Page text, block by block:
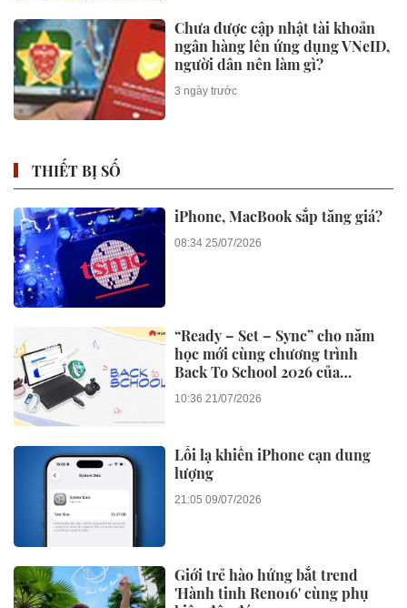
Chưa được cập nhật tài khoản
ngân hàng lên ứng dụng VNeID,
người dân nên làm gì?
3 ngày trước
THIẾT BỊ SỐ
iPhone, MacBook sắp tăng giá?
08:34 25/07/2026
“Ready – Set – Sync” cho năm
học mới cùng chương trình
Back To School 2026 của
Huawei
10:36 21/07/2026
Lỗi lạ khiến iPhone cạn dung
lượng
21:05 09/07/2026
Giới trẻ hào hứng bắt trend
'Hành tinh Reno16' cùng phụ